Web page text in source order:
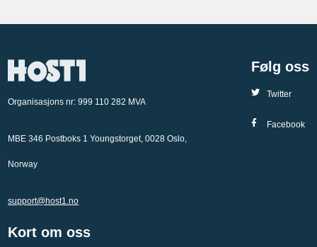
Organisasjons nr: 999 110 282 MVA
MBE 346 Postboks 1 Youngstorget, 0028 Oslo,
Norway
support@host1.no
Følg oss
Twitter
Facebook
Kort om oss